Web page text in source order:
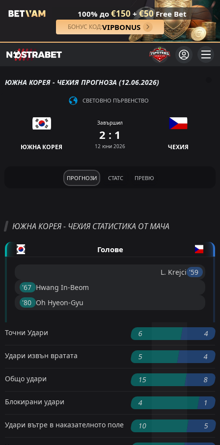
100% до €150 + €50Free Bet
БОНУС КОД:VIPBONUS
ЮЖНА КОРЕЯ - ЧЕХИЯ ПРОГНОЗА (12.06.2026)
СВЕТОВНО ПЪРВЕНСТВО
ЮЖНА КОРЕЯ
Завършил
2 : 1
12 юни 2026 ЧЕХИЯ
ПРОГНОЗИ СТАТС ПРЕВЮ
ЮЖНА КОРЕЯ - ЧЕХИЯ СТАТИСТИКА ОТ МАЧА
Голове
L. Krejci '59 ︎
'67 ︎ Hwang In-Beom
'80 ︎ Oh Hyeon-Gyu
Точни Удари 6 4
Удари извън вратата 5 4
Общо удари 15 8
Блокирани удари 4 1
Удари вътре в наказателното поле 10 5